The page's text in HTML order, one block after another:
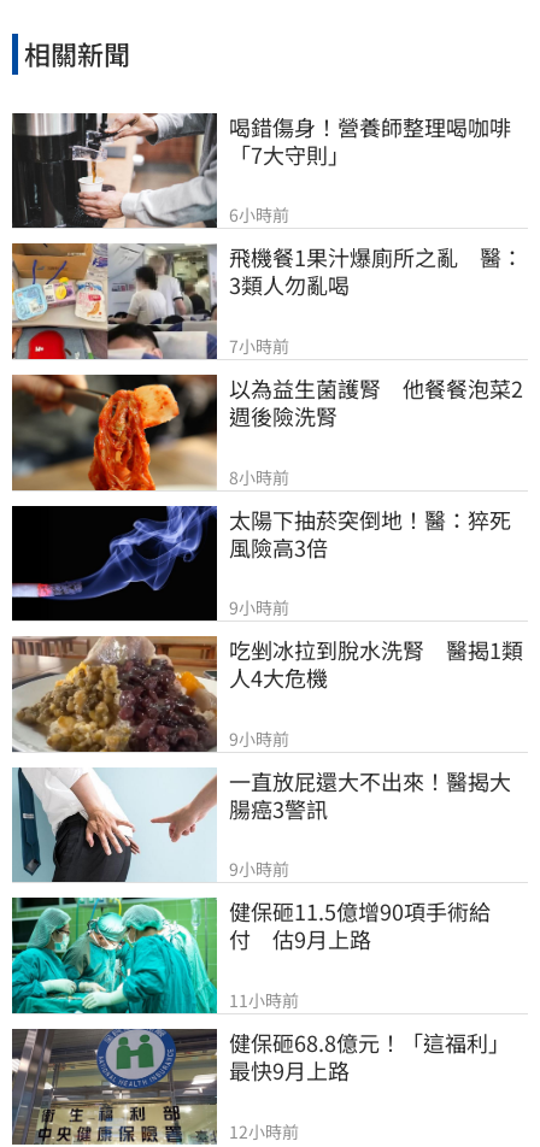
相關新聞
喝錯傷身！營養師整理喝咖啡
「7大守則」
6小時前
飛機餐1果汁爆廁所之亂　醫：
3類人勿亂喝
7小時前
以為益生菌護腎　他餐餐泡菜2
週後險洗腎
8小時前
太陽下抽菸突倒地！醫：猝死
風險高3倍
9小時前
吃剉冰拉到脫水洗腎　醫揭1類
人4大危機
9小時前
一直放屁還大不出來！醫揭大
腸癌3警訊
9小時前
健保砸11.5億增90項手術給
付　估9月上路
11小時前
健保砸68.8億元！「這福利」
最快9月上路
12小時前